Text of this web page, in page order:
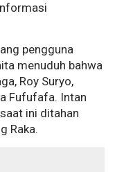
pengguna
menuduh bahwa
Roy Suryo,
Fufufafa. Intan
ini ditahan
Raka.